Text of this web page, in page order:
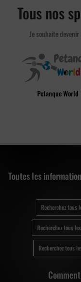
Tous nos
Je souhaite
Petanque World
Toutes les
Recherchez tous
Recherchez tous
Recherchez tous